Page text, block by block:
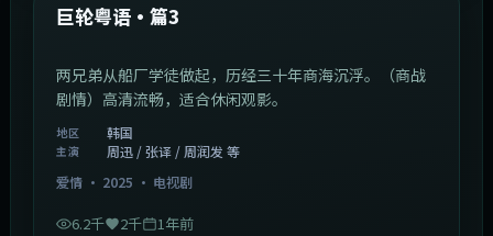
最新
巨轮粤语·篇3
两兄弟从船厂学徒做起，历经三十年商海沉浮。（商战
剧情）高清流畅，适合休闲观影。
地区 韩国
主演
周迅 / 张译 / 周润发 等
爱情· 2025 · 电视剧
6.2千 2千 1年前